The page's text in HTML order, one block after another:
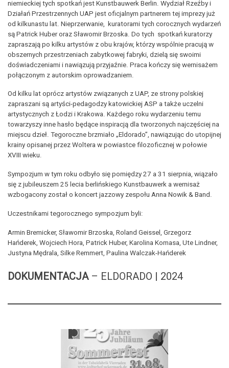
niemieckiej tych spotkań jest Kunstbauwerk Berlin. Wydział Rzeźby i
Działań Przestrzennych UAP jest oficjalnym partnerem tej imprezy już
od kilkunastu lat. Nieprzerwanie, kuratorami tych corocznych wydarzeń
są Patrick Huber oraz Sławomir Brzoska. Do tych spotkań kuratorzy
zapraszają po kilku artystów z obu krajów, którzy wspólnie pracują w
obszernych przestrzeniach zabytkowej fabryki, dzielą się swoimi
doświadczeniami i nawiązują przyjaźnie. Praca kończy się wernisażem
połączonym z autorskim oprowadzaniem.
Od kilku lat oprócz artystów związanych z UAP, ze strony polskiej
zapraszani są artyści-pedagodzy katowickiej ASP a także uczelni
artystycznych z Łodzi i Krakowa. Każdego roku wydarzeniu temu
towarzyszy inne hasło będące inspiracją dla tworzonych najczęściej na
miejscu dzieł. Tegoroczne brzmiało „Eldorado”, nawiązując do utopijnej
krainy opisanej przez Woltera w powiastce filozoficznej w połowie
XVIII wieku.
Sympozjum w tym roku odbyło się pomiędzy 27 a 31 sierpnia, wiązało
się z jubileuszem 25 lecia berlińskiego Kunstbauwerk a wernisaż
wzbogacony został o koncert jazzowy zespołu Anna Nowik & Band.
Uczestnikami tegorocznego sympozjum byli:
Armin Bremicker, Sławomir Brzoska, Roland Geissel, Grzegorz
Hańderek, Wojciech Hora, Patrick Huber, Karolina Komasa, Ute Lindner,
Justyna Mędrala, Silke Remmert, Paulina Walczak-Hańderek
DOKUMENTACJA – ELDORADO | 2024